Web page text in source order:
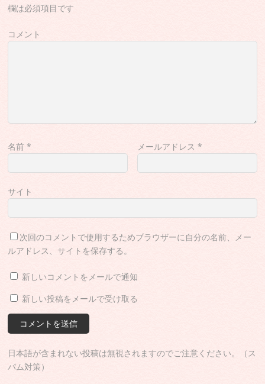
欄は必須項目です
コメント
名前* メールアドレス*
サイト
次回のコメントで使用するためブラウザーに自分の名前、メー
ルアドレス、サイトを保存する。
新しいコメントをメールで通知
新しい投稿をメールで受け取る
日本語が含まれない投稿は無視されますのでご注意ください。（ス
パム対策）